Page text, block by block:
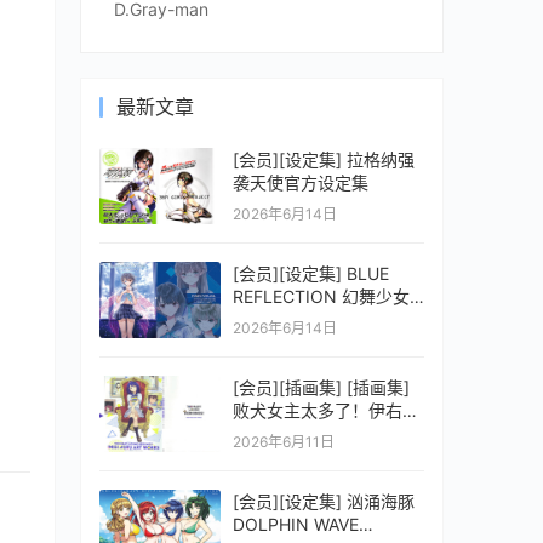
D.Gray-man
最新文章
[会员][设定集] 拉格纳强
袭天使官方设定集
2026年6月14日
[会员][设定集] BLUE
REFLECTION 幻舞少女
之剑公式ビジュアルコレ
2026年6月14日
[会员][插画集] [插画集]
败犬女主太多了！伊右群
ARTWORKS
2026年6月11日
[会员][设定集] 汹涌海豚
DOLPHIN WAVE